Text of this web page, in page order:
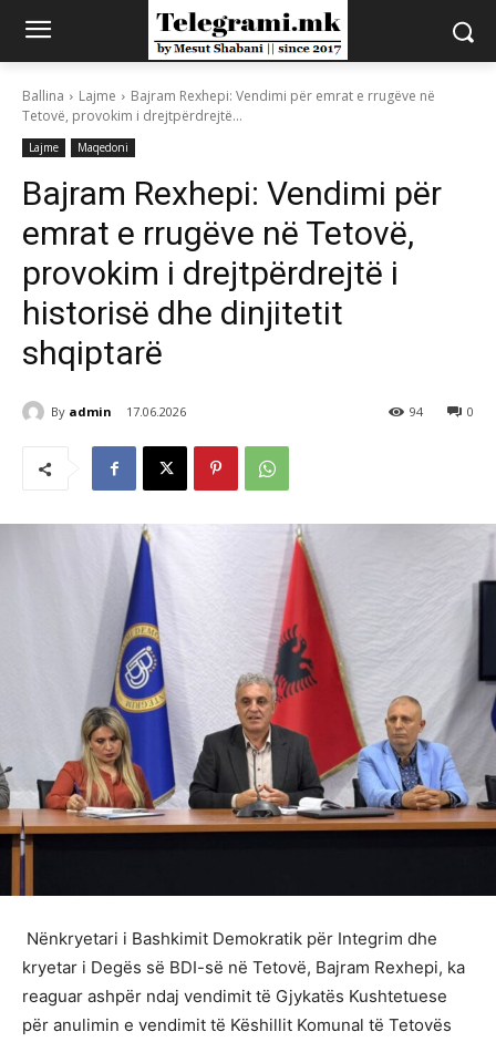
Ballina Lajme
Bajram Rexhepi: Vendimi për emrat e rrugëve në
Tetovë, provokim i drejtpërdrejtë...
Lajme Maqedoni
Bajram Rexhepi: Vendimi për
emrat e rrugëve në Tetovë,
provokim i drejtpërdrejtë i
historisë dhe dinjitetit
shqiptarë
By admin 17.06.2026 0
94
Nënkryetari i Bashkimit Demokratik për Integrim dhe
kryetar i Degës së BDI-së në Tetovë, Bajram Rexhepi, ka
reaguar ashpër ndaj vendimit të Gjykatës Kushtetuese
për anulimin e vendimit të Këshillit Komunal të Tetovës